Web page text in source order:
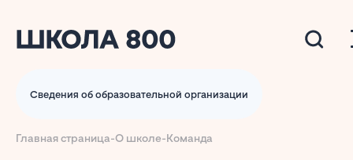
Сведения об образовательной организации
Главная страница-О школе-Команда